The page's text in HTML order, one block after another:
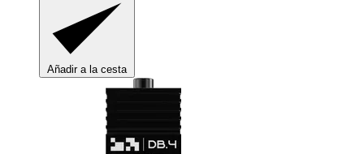
Añadir a la cesta